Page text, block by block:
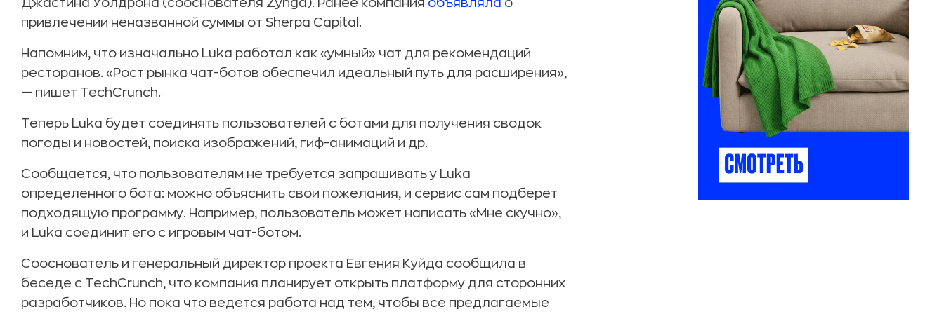
Джастина Уолдрона (сооснователя Zynga). Ранее компания объявляла о
привлечении неназванной суммы от Sherpa Capital.
Напомним, что изначально Luka работал как «умный» чат для рекомендаций
ресторанов. «Рост рынка чат-ботов обеспечил идеальный путь для расширения»,
— пишет TechCrunch.
Теперь Luka будет соединять пользователей с ботами для получения сводок
погоды и новостей, поиска изображений, гиф-анимаций и др.
Сообщается, что пользователям не требуется запрашивать у Luka
определенного бота: можно объяснить свои пожелания, и сервис сам подберет
подходящую программу. Например, пользователь может написать «Мне скучно»,
и Luka соединит его с игровым чат-ботом.
Сооснователь и генеральный директор проекта Евгения Куйда сообщила в
беседе с TechCrunch, что компания планирует открыть платформу для сторонних
разработчиков. Но пока что ведется работа над тем, чтобы все предлагаемые